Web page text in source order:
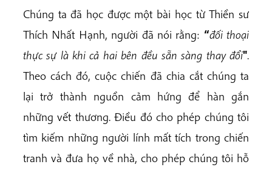
Chúng ta đã học được một bài học từ Thiền sư
Thích Nhất Hạnh, người đã nói rằng: “đối thoại
thực sự là khi cả hai bên đều sẵn sàng thay đổi".
Theo cách đó, cuộc chiến đã chia cắt chúng ta
lại trở thành nguồn cảm hứng để hàn gắn
những vết thương. Điều đó cho phép chúng tôi
tìm kiếm những người lính mất tích trong chiến
tranh và đưa họ về nhà, cho phép chúng tôi hỗ